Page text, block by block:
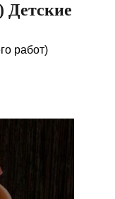
Детские
работ)